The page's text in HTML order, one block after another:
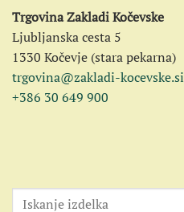
Trgovina Zakladi Kočevske
Ljubljanska cesta 5
1330 Kočevje (stara pekarna)
trgovina@zakladi-kocevske.si
+386 30 649 900